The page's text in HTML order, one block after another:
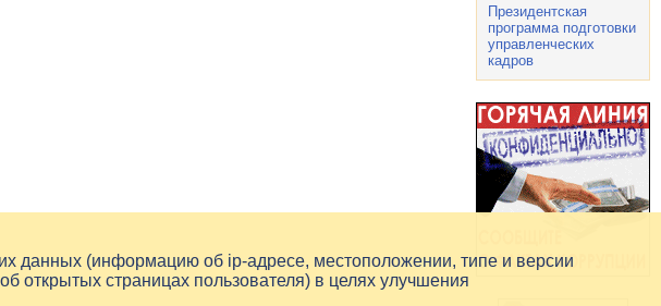
Президентская
программа подготовки
управленческих
кадров
данных (информацию об ip-адресе, местоположении, типе и версии
открытых страницах пользователя) в целях улучшения